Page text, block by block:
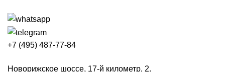
+7 (495) 487-77-84
Новорижское шоссе, 17-й километр, 2.